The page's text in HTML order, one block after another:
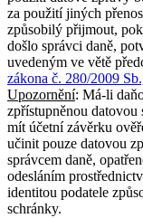
za použití jiných
způsobilý přijmout,
došlo správci daně,
uvedeným ve větě
zákona č. 280/2009
Upozornění: Má-li
zpřístupněnou datovou
mít účetní závěrku
učinit pouze datovou
správcem daně,
odesláním
identitou podatele
schránky.